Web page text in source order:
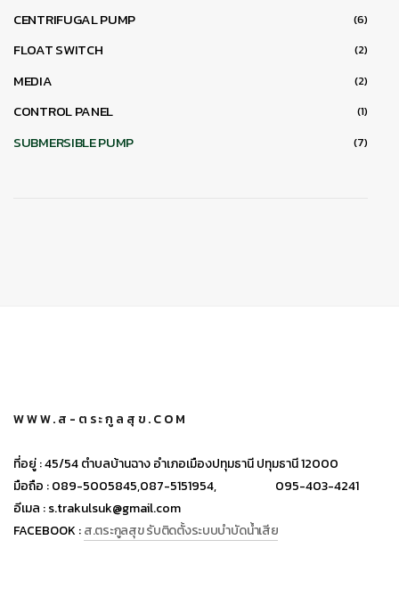
CENTRIFUGAL PUMP (6)
FLOAT SWITCH (2)
MEDIA (2)
CONTROL PANEL (1)
SUBMERSIBLE PUMP (7)
WWW.ส-ตระกูลสุข.COM
ที่อยู่ :45/54 ตำบลบ้านฉาง อำเภอเมืองปทุมธานี ปทุมธานี 12000
มือถือ :089-5005845,087-5151954, 095-403-4241
อีเมล :s.trakulsuk@gmail.com
FACEBOOK :ส.ตระกูลสุข รับติดตั้งระบบบำบัดน้ำเสีย